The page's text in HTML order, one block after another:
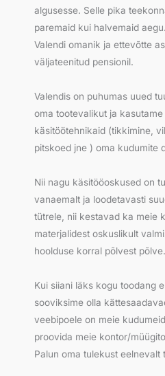
algusesse. Selle pika
paremaid kui halvemaid
Valendi omanik ja ettevõtte
väljateenitud pensionil.
Valendis on puhumas uued
oma tootevalikut ja
käsitöötehnikaid (tikkimine,
pitskoed jne ) oma kudumite
Nii nagu käsitööoskused on
vanaemalt ja loodetavasti
tütrele, nii kestavad ka meie
materjalidest oskuslikult
hoolduse korral põlvest põlve.
Kui siiani läks kogu toodang
sooviksime olla
veebipoele on meie
proovida meie kontor/
Palun oma tulekust eelnevalt